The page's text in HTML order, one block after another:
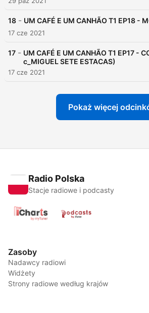
18 - UM CAFÉ E UM CANHÃO T1 EP18 -
17 cze 2021
17 - UM CAFÉ E UM CANHÃO T1 EP17 -
c_MIGUEL SETE ESTACAS)
17 cze 2021
Pokaż więcej
Radio Polska
Stacje radiowe i podcasty
Zasoby
Nadawcy radiowi
Widżety
Strony radiowe według krajów